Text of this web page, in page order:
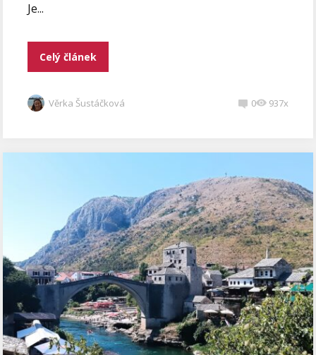
Je...
Celý článek
Věrka Šustáčková 0 937x